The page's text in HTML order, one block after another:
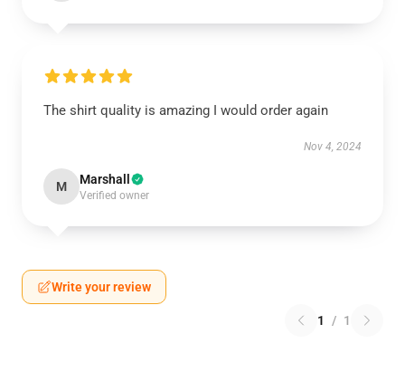
The shirt quality is amazing I would order again
Nov 4, 2024
M Marshall
Verified owner
Write your review
1 / 1